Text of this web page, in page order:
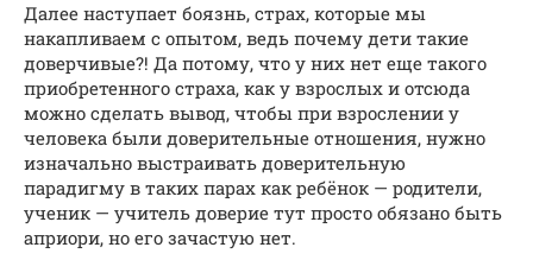
Далее наступает боязнь, страх, которые мы
накапливаем с опытом, ведь почему дети такие
доверчивые?! Да потому, что у них нет еще такого
приобретенного страха, как у взрослых и отсюда
можно сделать вывод, чтобы при взрослении у
человека были доверительные отношения, нужно
изначально выстраивать доверительную
парадигму в таких парах как ребёнок — родители,
ученик — учитель доверие тут просто обязано быть
априори, но его зачастую нет.